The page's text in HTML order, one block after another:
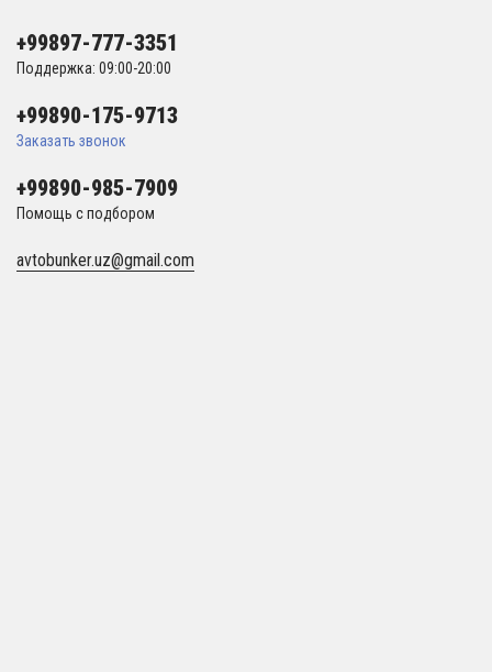
+99897-777-3351
Поддержка: 09:00-20:00
+99890-175-9713
Заказать звонок
+99890-985-7909
Помощь с подбором
avtobunker.uz@gmail.com